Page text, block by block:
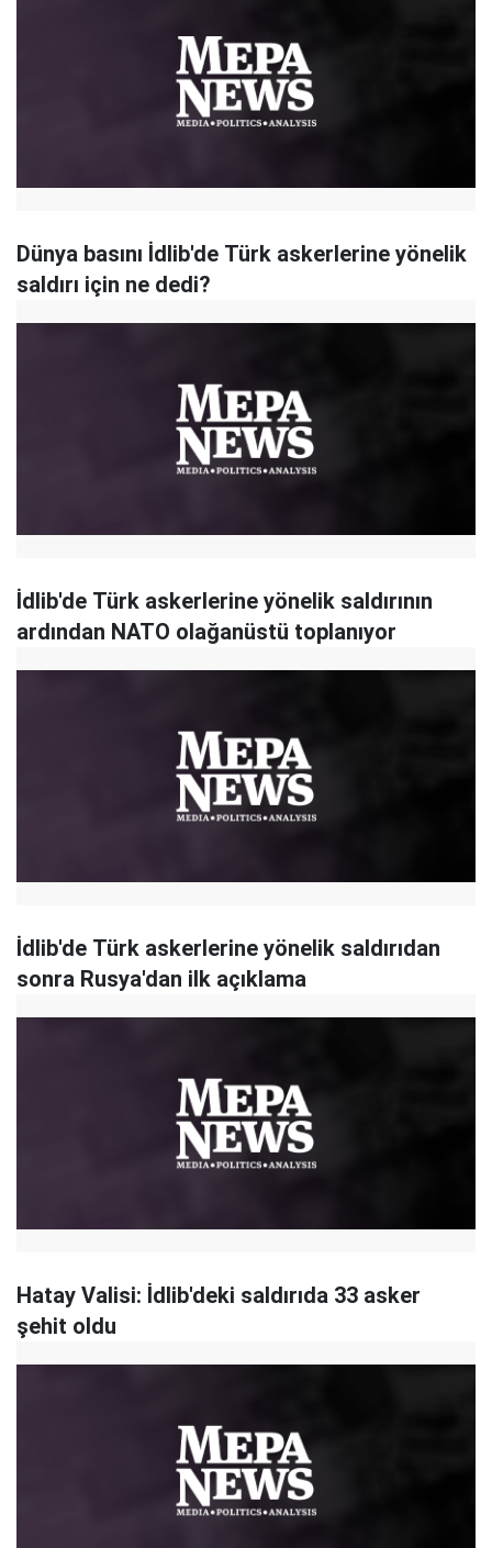
Dünya basını İdlib'de Türk askerlerine yönelik
saldırı için ne dedi?
İdlib'de Türk askerlerine yönelik saldırının
ardından NATO olağanüstü toplanıyor
İdlib'de Türk askerlerine yönelik saldırıdan
sonra Rusya'dan ilk açıklama
Hatay Valisi: İdlib'deki saldırıda 33 asker
şehit oldu